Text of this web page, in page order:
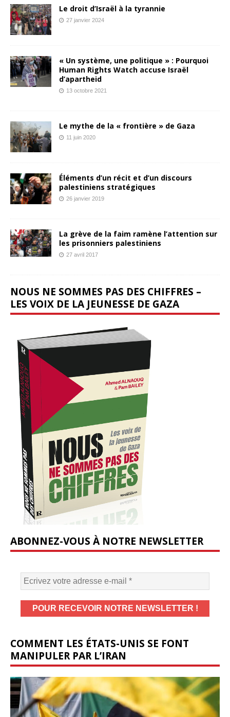
Le droit d’Israël à la tyrannie
27 janvier 2024
« Un système, une politique » : Pourquoi
Human Rights Watch accuse Israël
d’apartheid
13 octobre 2021
Le mythe de la « frontière » de Gaza
11 juin 2020
Éléments d’un récit et d’un discours
palestiniens stratégiques
26 janvier 2019
La grève de la faim ramène l’attention sur
les prisonniers palestiniens
27 avril 2017
NOUS NE SOMMES PAS DES CHIFFRES –
LES VOIX DE LA JEUNESSE DE GAZA
ABONNEZ-VOUS À NOTRE NEWSLETTER
COMMENT LES ÉTATS-UNIS SE FONT
MANIPULER PAR L’IRAN